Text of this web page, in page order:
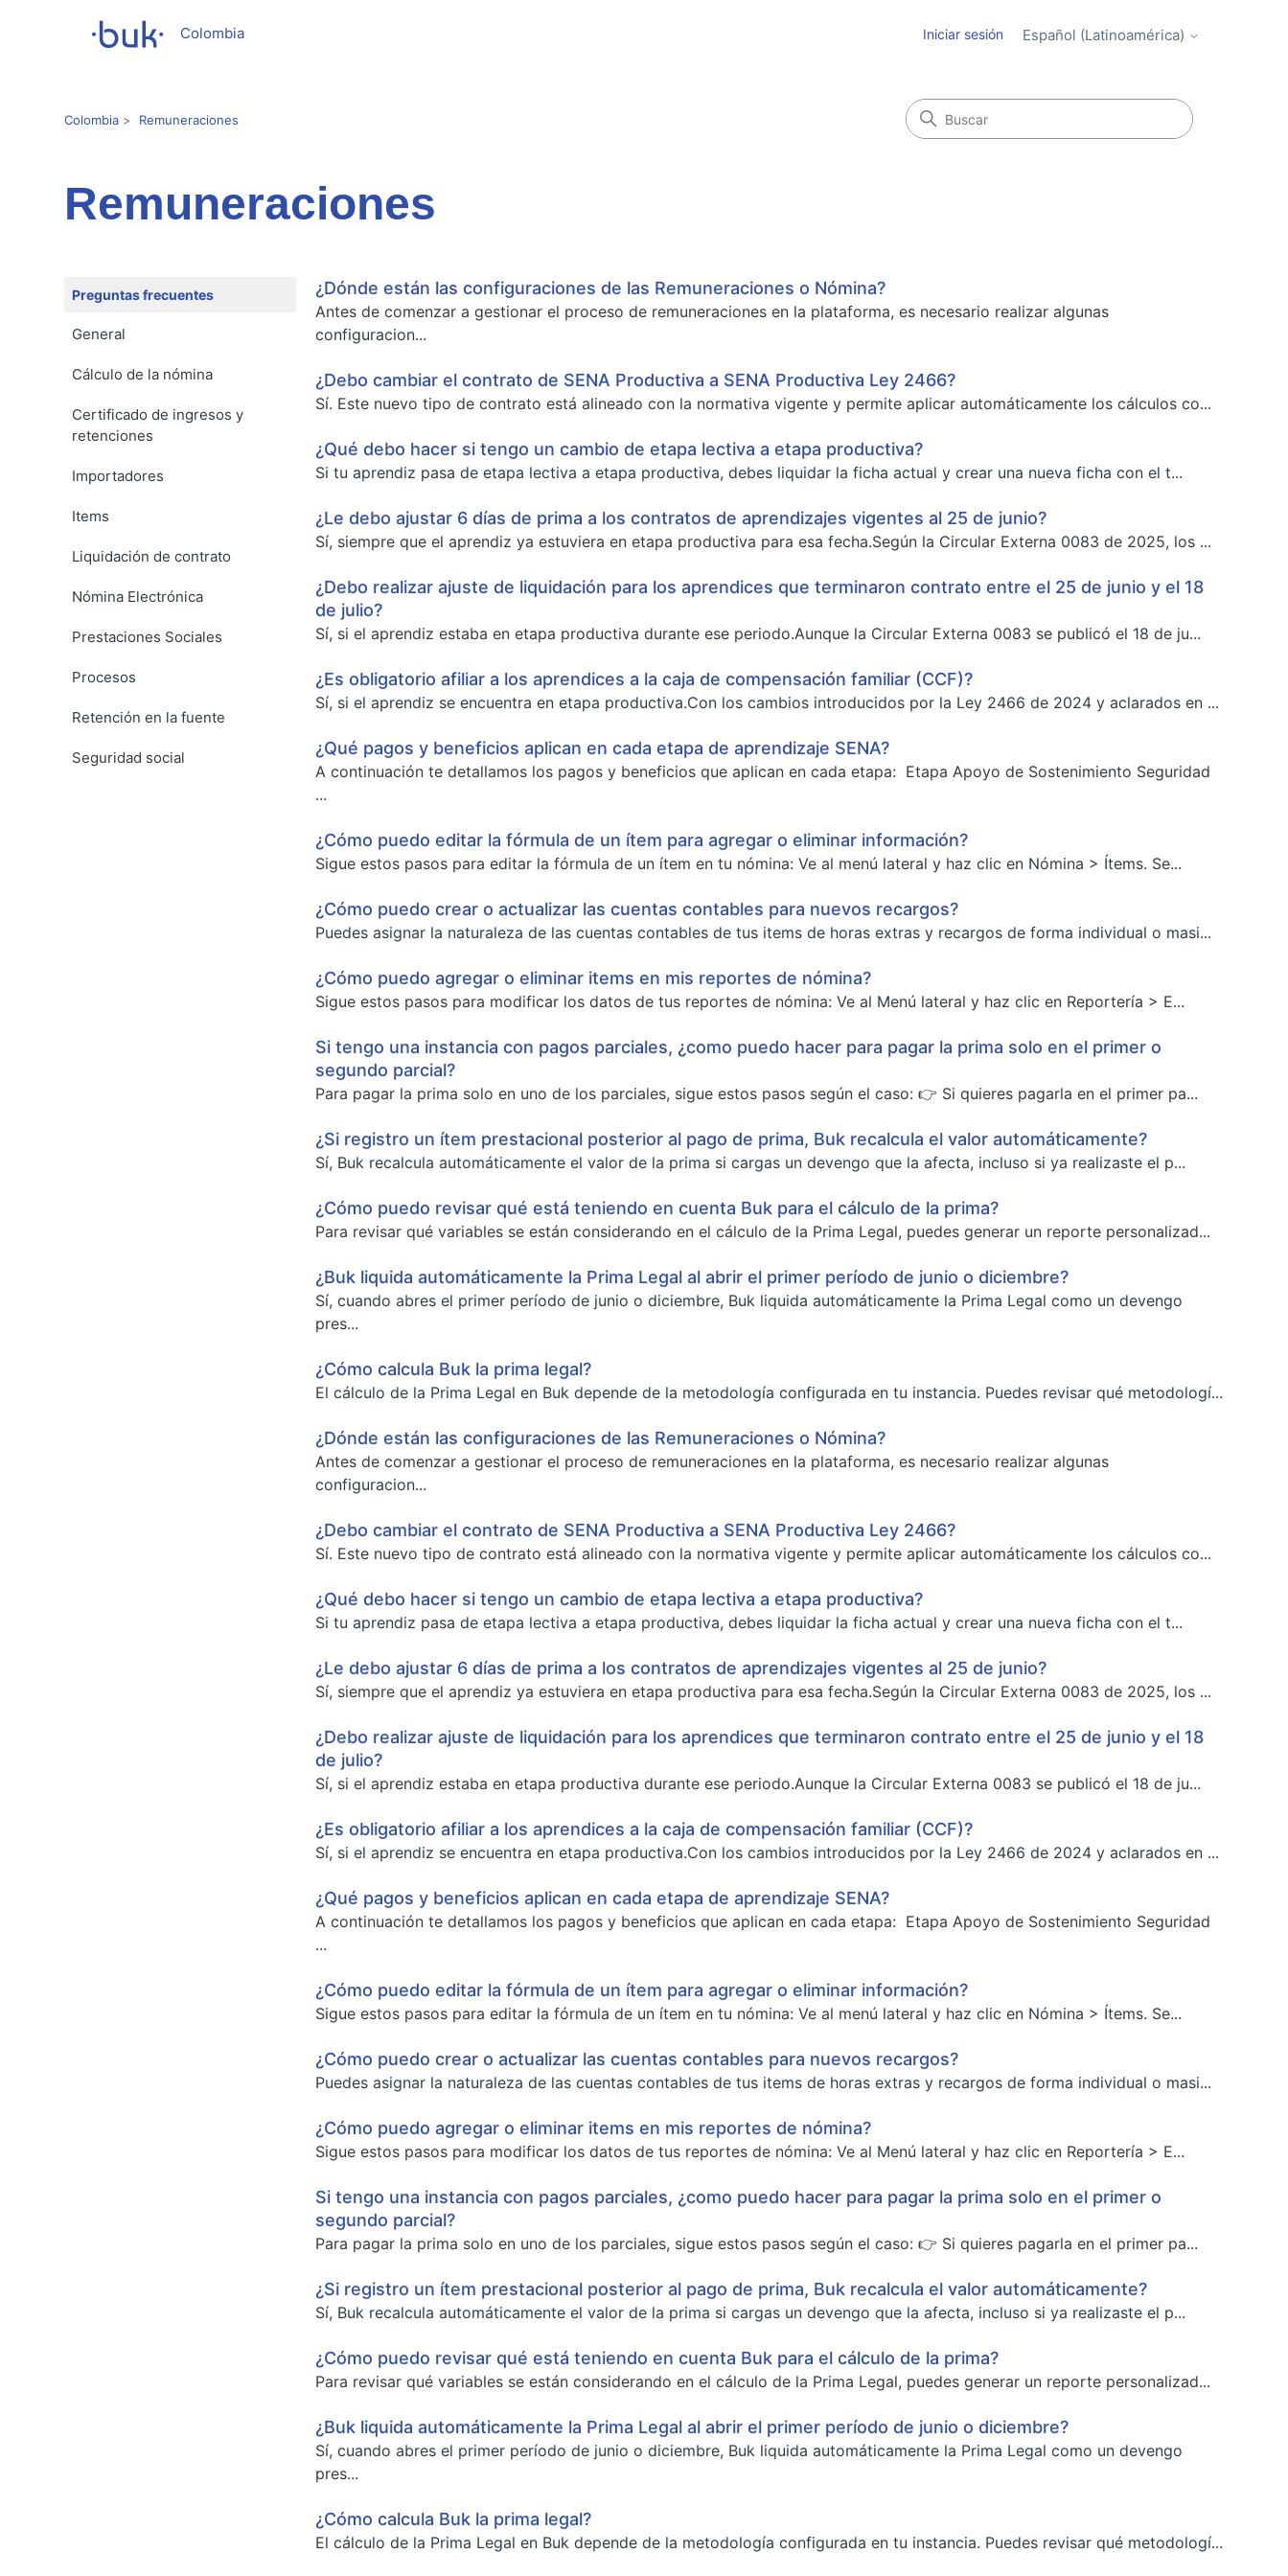
Colombia Iniciar sesión Español (Latinoamérica)
Colombia Remuneraciones
Remuneraciones
Preguntas frecuentes
General
Cálculo de la nómina
Certificado de ingresos y
retenciones
Importadores
Items
Liquidación de contrato
Nómina Electrónica
Prestaciones Sociales
Procesos
Retención en la fuente
Seguridad social
¿Dónde están las configuraciones de las Remuneraciones o Nómina?
Antes de comenzar a gestionar el proceso de remuneraciones en la plataforma, es necesario realizar algunas
configuracion...
¿Debo cambiar el contrato de SENA Productiva a SENA Productiva Ley 2466?
Sí. Este nuevo tipo de contrato está alineado con la normativa vigente y permite aplicar automáticamente los cálculos co...
¿Qué debo hacer si tengo un cambio de etapa lectiva a etapa productiva?
Si tu aprendiz pasa de etapa lectiva a etapa productiva, debes liquidar la ficha actual y crear una nueva ficha con el t...
¿Le debo ajustar 6 días de prima a los contratos de aprendizajes vigentes al 25 de junio?
Sí, siempre que el aprendiz ya estuviera en etapa productiva para esa fecha.Según la Circular Externa 0083 de 2025, los ...
¿Debo realizar ajuste de liquidación para los aprendices que terminaron contrato entre el 25 de junio y el 18
de julio?
Sí, si el aprendiz estaba en etapa productiva durante ese periodo.Aunque la Circular Externa 0083 se publicó el 18 de ju...
¿Es obligatorio afiliar a los aprendices a la caja de compensación familiar (CCF)?
Sí, si el aprendiz se encuentra en etapa productiva.Con los cambios introducidos por la Ley 2466 de 2024 y aclarados en ...
¿Qué pagos y beneficios aplican en cada etapa de aprendizaje SENA?
A continuación te detallamos los pagos y beneficios que aplican en cada etapa: Etapa Apoyo de Sostenimiento Seguridad
...
¿Cómo puedo editar la fórmula de un ítem para agregar o eliminar información?
Sigue estos pasos para editar la fórmula de un ítem en tu nómina: Ve al menú lateral y haz clic en Nómina > Ítems. Se...
¿Cómo puedo crear o actualizar las cuentas contables para nuevos recargos?
Puedes asignar la naturaleza de las cuentas contables de tus items de horas extras y recargos de forma individual o masi...
¿Cómo puedo agregar o eliminar items en mis reportes de nómina?
Sigue estos pasos para modificar los datos de tus reportes de nómina: Ve al Menú lateral y haz clic en Reportería > E...
Si tengo una instancia con pagos parciales, ¿como puedo hacer para pagar la prima solo en el primer o
segundo parcial?
Para pagar la prima solo en uno de los parciales, sigue estos pasos según el caso: 👉 Si quieres pagarla en el primer pa...
¿Si registro un ítem prestacional posterior al pago de prima, Buk recalcula el valor automáticamente?
Sí, Buk recalcula automáticamente el valor de la prima si cargas un devengo que la afecta, incluso si ya realizaste el p...
¿Cómo puedo revisar qué está teniendo en cuenta Buk para el cálculo de la prima?
Para revisar qué variables se están considerando en el cálculo de la Prima Legal, puedes generar un reporte personalizad...
¿Buk liquida automáticamente la Prima Legal al abrir el primer período de junio o diciembre?
Sí, cuando abres el primer período de junio o diciembre, Buk liquida automáticamente la Prima Legal como un devengo
pres...
¿Cómo calcula Buk la prima legal?
El cálculo de la Prima Legal en Buk depende de la metodología configurada en tu instancia. Puedes revisar qué metodologí...
¿Dónde están las configuraciones de las Remuneraciones o Nómina?
Antes de comenzar a gestionar el proceso de remuneraciones en la plataforma, es necesario realizar algunas
configuracion...
¿Debo cambiar el contrato de SENA Productiva a SENA Productiva Ley 2466?
Sí. Este nuevo tipo de contrato está alineado con la normativa vigente y permite aplicar automáticamente los cálculos co...
¿Qué debo hacer si tengo un cambio de etapa lectiva a etapa productiva?
Si tu aprendiz pasa de etapa lectiva a etapa productiva, debes liquidar la ficha actual y crear una nueva ficha con el t...
¿Le debo ajustar 6 días de prima a los contratos de aprendizajes vigentes al 25 de junio?
Sí, siempre que el aprendiz ya estuviera en etapa productiva para esa fecha.Según la Circular Externa 0083 de 2025, los ...
¿Debo realizar ajuste de liquidación para los aprendices que terminaron contrato entre el 25 de junio y el 18
de julio?
Sí, si el aprendiz estaba en etapa productiva durante ese periodo.Aunque la Circular Externa 0083 se publicó el 18 de ju...
¿Es obligatorio afiliar a los aprendices a la caja de compensación familiar (CCF)?
Sí, si el aprendiz se encuentra en etapa productiva.Con los cambios introducidos por la Ley 2466 de 2024 y aclarados en ...
¿Qué pagos y beneficios aplican en cada etapa de aprendizaje SENA?
A continuación te detallamos los pagos y beneficios que aplican en cada etapa: Etapa Apoyo de Sostenimiento Seguridad
...
¿Cómo puedo editar la fórmula de un ítem para agregar o eliminar información?
Sigue estos pasos para editar la fórmula de un ítem en tu nómina: Ve al menú lateral y haz clic en Nómina > Ítems. Se...
¿Cómo puedo crear o actualizar las cuentas contables para nuevos recargos?
Puedes asignar la naturaleza de las cuentas contables de tus items de horas extras y recargos de forma individual o masi...
¿Cómo puedo agregar o eliminar items en mis reportes de nómina?
Sigue estos pasos para modificar los datos de tus reportes de nómina: Ve al Menú lateral y haz clic en Reportería > E...
Si tengo una instancia con pagos parciales, ¿como puedo hacer para pagar la prima solo en el primer o
segundo parcial?
Para pagar la prima solo en uno de los parciales, sigue estos pasos según el caso: 👉 Si quieres pagarla en el primer pa...
¿Si registro un ítem prestacional posterior al pago de prima, Buk recalcula el valor automáticamente?
Sí, Buk recalcula automáticamente el valor de la prima si cargas un devengo que la afecta, incluso si ya realizaste el p...
¿Cómo puedo revisar qué está teniendo en cuenta Buk para el cálculo de la prima?
Para revisar qué variables se están considerando en el cálculo de la Prima Legal, puedes generar un reporte personalizad...
¿Buk liquida automáticamente la Prima Legal al abrir el primer período de junio o diciembre?
Sí, cuando abres el primer período de junio o diciembre, Buk liquida automáticamente la Prima Legal como un devengo
pres...
¿Cómo calcula Buk la prima legal?
El cálculo de la Prima Legal en Buk depende de la metodología configurada en tu instancia. Puedes revisar qué metodologí...